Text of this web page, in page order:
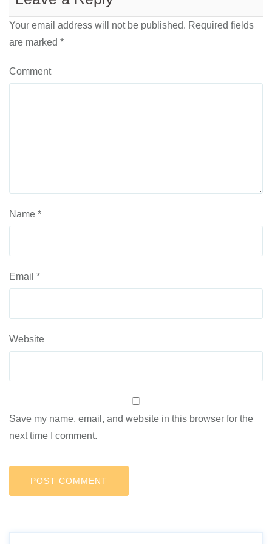
Your email address will not be published. Required fields
are marked *
Comment
Name *
Email *
Website
Save my name, email, and website in this browser for the
next time I comment.